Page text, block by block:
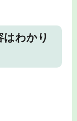
わかり